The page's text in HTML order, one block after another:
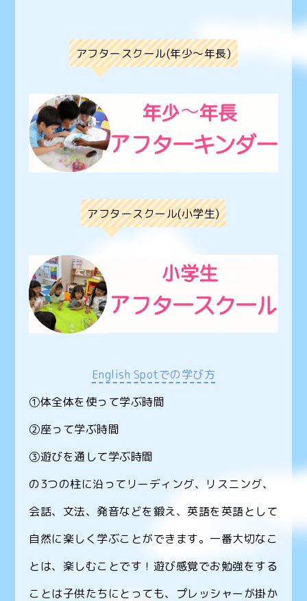
アフタースクール(年少〜年長)
アフタースクール(小学生)
English Spotでの学び方
①体全体を使って学ぶ時間
②座って学ぶ時間
③遊びを通して学ぶ時間
の3つの柱に沿ってリーディング、リスニング、
会話、文法、発音などを鍛え、英語を英語として
自然に楽しく学ぶことができます。一番大切なこ
とは、楽しむことです！遊び感覚でお勉強をする
ことは子供たちにとっても、プレッシャーが掛か